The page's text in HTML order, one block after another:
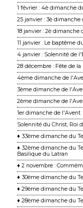
1 février : 4è dimanche
25 janvier : 3è dimanche
18 janvier : 2è dimanche
11 janvier : Le baptême
4 janvier : Solennité de
28 décembre : Fête de
4ème dimanche de
3ème dimanche de
2ème dimanche de
1er dimanche de l'Avent
Solennité du Christ, Roi
♦ 33ème dimanche du
♦ 32ème dimanche du
Basilique du Latran
♦ 2 novembre :
♦ 30ème dimanche du
♦ 29ème dimanche du
♦ 28ème dimanche du